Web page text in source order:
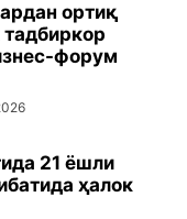
ортиқ
тадбиркор
форум
21 ёшли
ҳалок